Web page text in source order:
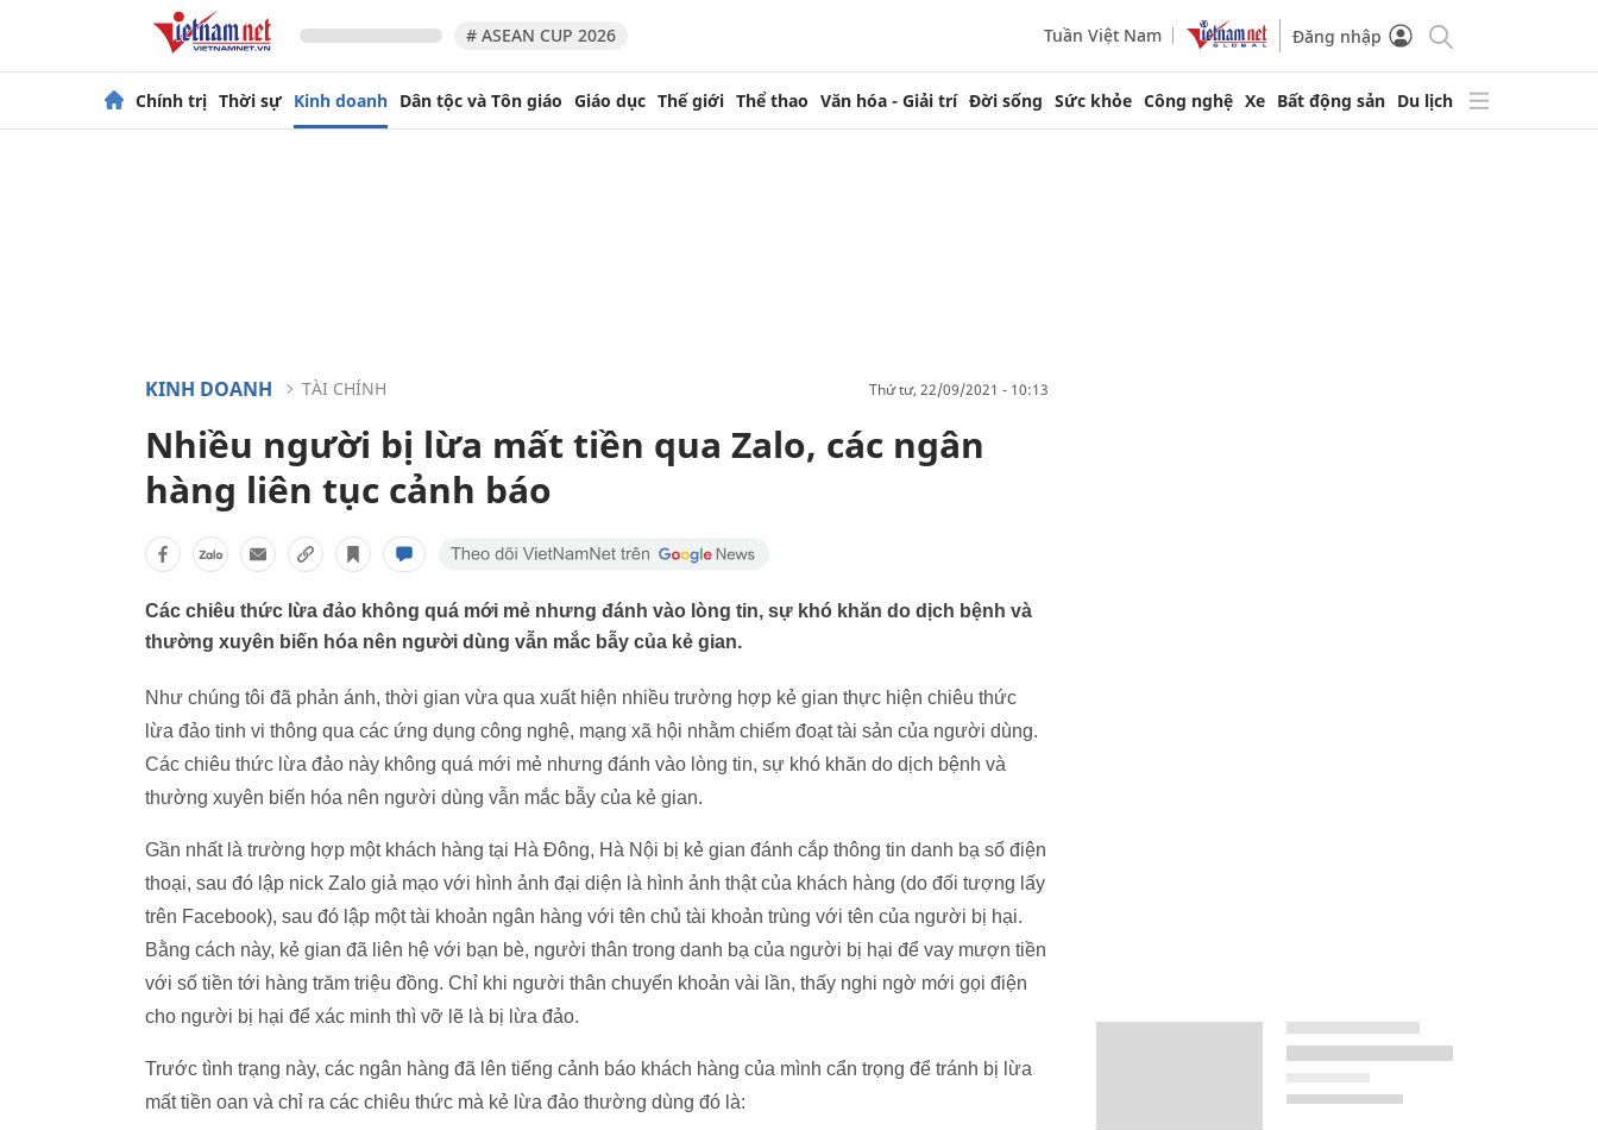
# ASEAN CUP 2026 Tuần Việt Nam Đăng nhập
Chính trị Thời sự Kinh doanh Dân tộc và Tôn giáo Giáo dục Thế giới Thể thao Văn hóa - Giải trí Đời sống Sức khỏe Công nghệ Xe Bất động sản Du lịch
KINH DOANH TÀI CHÍNH thứ tư, 22/09/2021 - 10:13
Nhiều người bị lừa mất tiền qua Zalo, các ngân
hàng liên tục cảnh báo
Các chiêu thức lừa đảo không quá mới mẻ nhưng đánh vào lòng tin, sự khó khăn do dịch bệnh và
thường xuyên biến hóa nên người dùng vẫn mắc bẫy của kẻ gian.
Như chúng tôi đã phản ánh, thời gian vừa qua xuất hiện nhiều trường hợp kẻ gian thực hiện chiêu thức
lừa đảo tinh vi thông qua các ứng dụng công nghệ, mạng xã hội nhằm chiếm đoạt tài sản của người dùng.
Các chiêu thức lừa đảo này không quá mới mẻ nhưng đánh vào lòng tin, sự khó khăn do dịch bệnh và
thường xuyên biến hóa nên người dùng vẫn mắc bẫy của kẻ gian.
Gần nhất là trường hợp một khách hàng tại Hà Đông, Hà Nội bị kẻ gian đánh cắp thông tin danh bạ số điện
thoại, sau đó lập nick Zalo giả mạo với hình ảnh đại diện là hình ảnh thật của khách hàng (do đối tượng lấy
trên Facebook), sau đó lập một tài khoản ngân hàng với tên chủ tài khoản trùng với tên của người bị hại.
Bằng cách này, kẻ gian đã liên hệ với bạn bè, người thân trong danh bạ của người bị hại để vay mượn tiền
với số tiền tới hàng trăm triệu đồng. Chỉ khi người thân chuyển khoản vài lần, thấy nghi ngờ mới gọi điện
cho người bị hại để xác minh thì vỡ lẽ là bị lừa đảo.
Trước tình trạng này, các ngân hàng đã lên tiếng cảnh báo khách hàng của mình cẩn trọng để tránh bị lừa
mất tiền oan và chỉ ra các chiêu thức mà kẻ lừa đảo thường dùng đó là: